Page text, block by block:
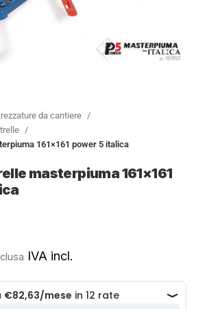
da cantiere
161×161 power 5 italica
masterpiuma 161×161
IVA incl.